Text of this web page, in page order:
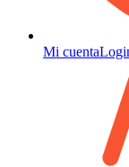
Mi cuenta